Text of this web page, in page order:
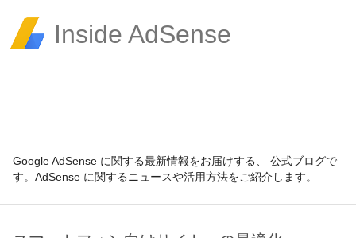
Inside AdSense
Google AdSense に関する最新情報をお届けする、 公式ブログで
す。AdSense に関するニュースや活用方法をご紹介します。